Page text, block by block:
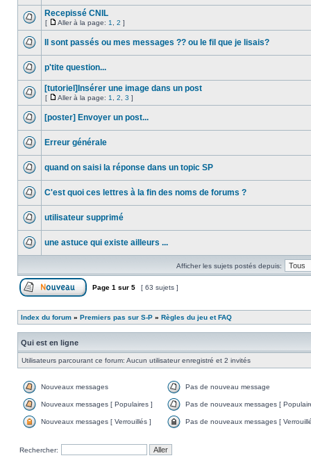
Recepissé CNIL
[ Aller à la page: 1 2 ]
Il sont passés ou mes messages ?? ou le fil que je lisais?
p'tite question...
[tutoriel]Insérer une image dans un post
[ Aller à la page: 1 2 3 ]
[poster] Envoyer un post...
Erreur générale
quand on saisi la réponse dans un topic SP
C'est quoi ces lettres à la fin des noms de forums ?
utilisateur supprimé
une astuce qui existe ailleurs ...
Afficher les sujets postés depuis:
Page 1 sur 5 [ 63 sujets ]
Index du forum » Premiers pas sur S-P » Règles du jeu et FAQ
Qui est en ligne
Utilisateurs parcourant ce forum: Aucun utilisateur enregistré et 2 invités
Nouveaux messages Pas de nouveau message
Nouveaux messages [ Populaires ] Pas de nouveaux messages [
Nouveaux messages [ Verrouillés ] Pas de nouveaux messages [
Rechercher: